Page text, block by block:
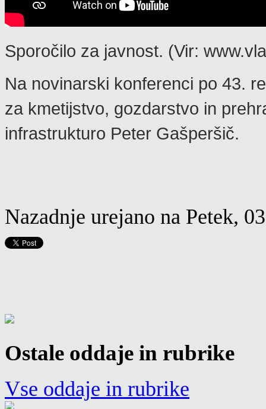
Sporočilo za javnost. (Vir:
Na novinarski konferenci po 43.
za kmetijstvo, gozdarstvo in
infrastrukturo Peter Gašperšič.
Nazadnje urejano na Petek,
Ostale oddaje in rubrike
Vse oddaje in rubrike